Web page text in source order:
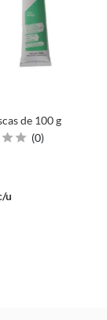
de 100 g
(0)
u